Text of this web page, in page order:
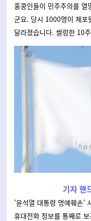
홍콩인들이 민주주의를
군요. 당시 1000명이 체포
달라졌습니다. 썰렁한 10
기자 핸
'윤석열 대통령 명예훼손'
휴대전화 정보를 통째로